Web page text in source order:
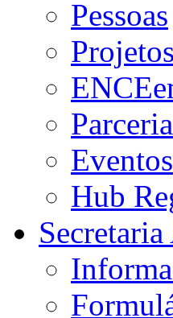
Pessoas
Projetos
Eventos
Hub